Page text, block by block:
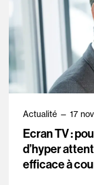
Actualité — 17
Ecran TV :
d’hyper
efficace à